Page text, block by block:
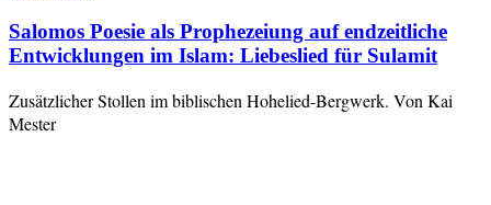
Salomos Poesie als Prophezeiung auf endzeitliche
Entwicklungen im Islam: Liebeslied für Sulamit
Zusätzlicher Stollen im biblischen Hohelied-Bergwerk. Von Kai
Mester